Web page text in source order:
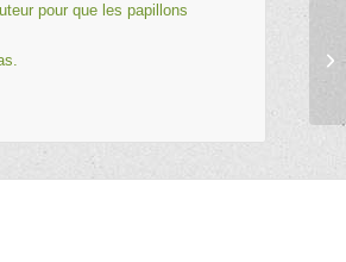
pour que les papillons